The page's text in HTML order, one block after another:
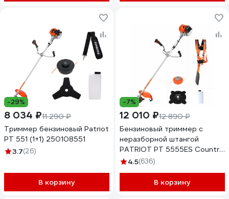
-29%
8 034 ₽11 290 ₽
Триммер бензиновый Patriot
PT 551 (1+1) 250108551
3.7(26)
В корзину
-7%
12 010 ₽12 890 ₽
Бензиновый триммер с
неразборной штангой
PATRIOT PT 5555ES Country
250108055
4.5(636)
В корзину